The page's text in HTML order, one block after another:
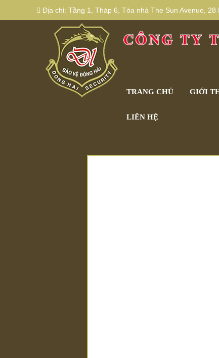
Địa chỉ: Tầng 1, Tháp 6, Tòa nhà The Sun Avenue, 28
TRANG CHỦ GIỚI
LIÊN HỆ